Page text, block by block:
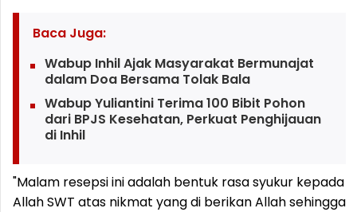
Baca Juga:
Wabup Inhil Ajak Masyarakat Bermunajat
dalam Doa Bersama Tolak Bala
Wabup Yuliantini Terima 100 Bibit Pohon
dari BPJS Kesehatan, Perkuat Penghijauan
di Inhil
"Malam resepsi ini adalah bentuk rasa syukur kepada
Allah SWT atas nikmat yang di berikan Allah sehingga